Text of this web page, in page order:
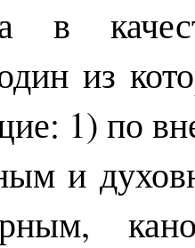
в
из
1) по
и